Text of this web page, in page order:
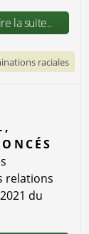
la suite..
raciales
relations
du